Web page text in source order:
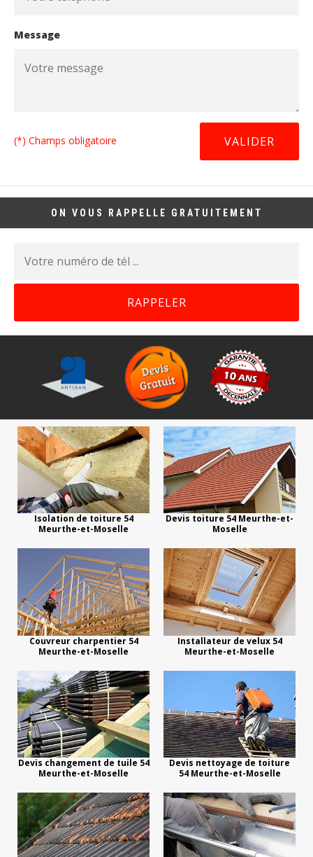
Message
(*) Champs obligatoire
ON VOUS RAPPELLE GRATUITEMENT
Isolation de toiture 54
Meurthe-et-Moselle
Devis toiture 54 Meurthe-et-
Moselle
Couvreur charpentier 54
Meurthe-et-Moselle
Installateur de velux 54
Meurthe-et-Moselle
Devis changement de tuile 54
Meurthe-et-Moselle
Devis nettoyage de toiture
54 Meurthe-et-Moselle